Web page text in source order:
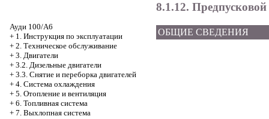
Ауди 100/А6
+ 1. Инструкция по эксплуатации
+ 2. Техническое обслуживание
+ 3. Двигатели
+ 3.2. Дизельные двигатели
+ 3.3. Снятие и переборка двигателей
+ 4. Система охлаждения
+ 5. Отопление и вентиляция
+ 6. Топливная система
+ 7. Выхлопная система
8.1.12.
ОБЩИЕ СВЕДЕНИЯ